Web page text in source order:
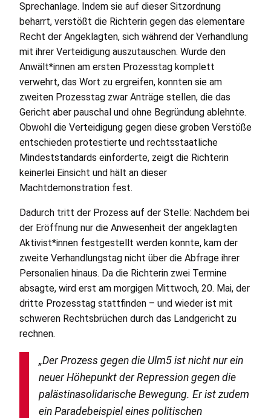
Sprechanlage. Indem sie auf dieser Sitzordnung
beharrt, verstößt die Richterin gegen das elementare
Recht der Angeklagten, sich während der Verhandlung
mit ihrer Verteidigung auszutauschen. Wurde den
Anwält*innen am ersten Prozesstag komplett
verwehrt, das Wort zu ergreifen, konnten sie am
zweiten Prozesstag zwar Anträge stellen, die das
Gericht aber pauschal und ohne Begründung ablehnte.
Obwohl die Verteidigung gegen diese groben Verstöße
entschieden protestierte und rechtsstaatliche
Mindeststandards einforderte, zeigt die Richterin
keinerlei Einsicht und hält an dieser
Machtdemonstration fest.
Dadurch tritt der Prozess auf der Stelle: Nachdem bei
der Eröffnung nur die Anwesenheit der angeklagten
Aktivist*innen festgestellt werden konnte, kam der
zweite Verhandlungstag nicht über die Abfrage ihrer
Personalien hinaus. Da die Richterin zwei Termine
absagte, wird erst am morgigen Mittwoch, 20. Mai, der
dritte Prozesstag stattfinden – und wieder ist mit
schweren Rechtsbrüchen durch das Landgericht zu
rechnen.
„Der Prozess gegen die Ulm5 ist nicht nur ein
neuer Höhepunkt der Repression gegen die
palästinasolidarische Bewegung. Er ist zudem
ein Paradebeispiel eines politischen